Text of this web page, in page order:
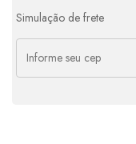
Simulação de frete